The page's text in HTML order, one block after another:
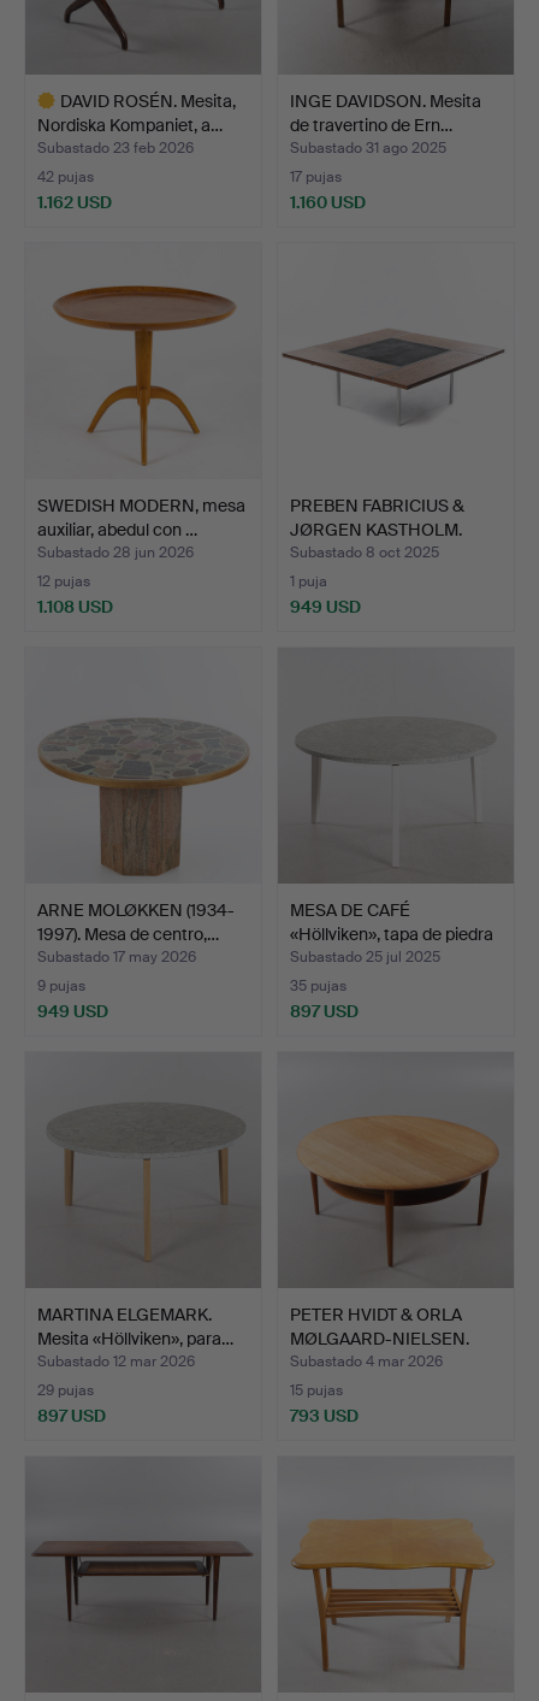
DAVID ROSÉN. Mesita,
Nordiska Kompaniet, a…
Subastado 23 feb 2026
42 pujas
1.162 USD
INGE DAVIDSON. Mesita
de travertino de Ern…
Subastado 31 ago 2025
17 pujas
1.160 USD
SWEDISH MODERN, mesa
auxiliar, abedul con …
Subastado 28 jun 2026
12 pujas
1.108 USD
PREBEN FABRICIUS &
JØRGEN KASTHOLM.
Mesita…
Subastado 8 oct 2025
1 puja
949 USD
ARNE MOLØKKEN (1934-
1997). Mesa de centro,…
Subastado 17 may 2026
9 pujas
949 USD
MESA DE CAFÉ
«Höllviken», tapa de piedra
c…
Subastado 25 jul 2025
35 pujas
897 USD
MARTINA ELGEMARK.
Mesita «Höllviken», para…
Subastado 12 mar 2026
29 pujas
897 USD
PETER HVIDT & ORLA
MØLGAARD-NIELSEN.
Mesit…
Subastado 4 mar 2026
15 pujas
793 USD